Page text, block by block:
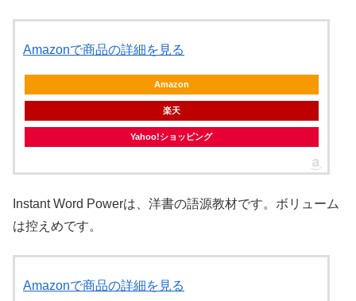
Amazonで商品の詳細を見る
Amazon
楽天
Yahoo!ショッピング
Instant Word Powerは、洋書の語源教材です。ボリューム
は控えめです。
Amazonで商品の詳細を見る